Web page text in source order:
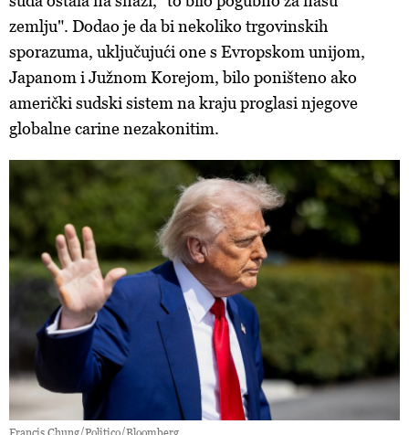
zemlju". Dodao je da bi nekoliko trgovinskih
sporazuma, uključujući one s Evropskom unijom,
Japanom i Južnom Korejom, bilo poništeno ako
američki sudski sistem na kraju proglasi njegove
globalne carine nezakonitim.